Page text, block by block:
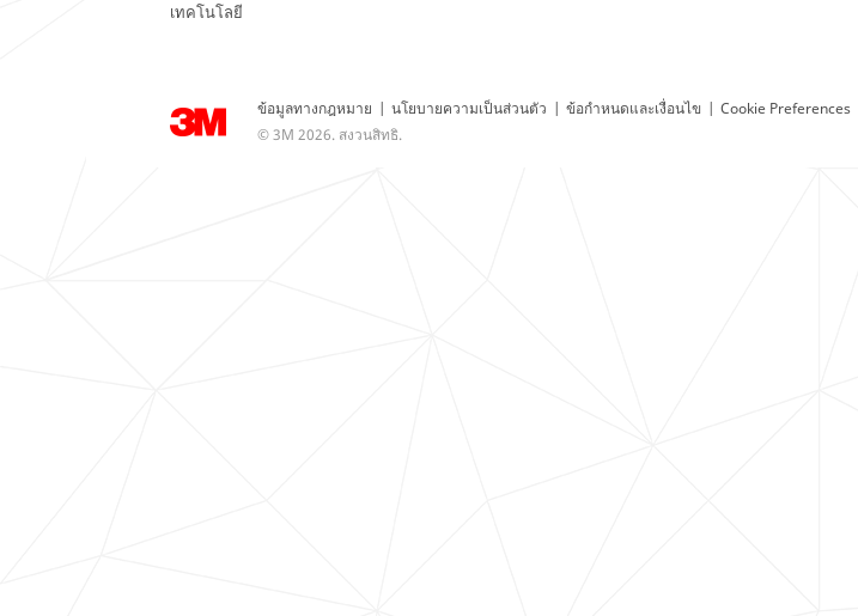
เทคโนโลยี
ข้อมูลทางกฎหมาย | นโยบายความเป็นส่วนตัว | ข้อกำหนดและเงื่อนไข | Cookie Preferences
© 3M 2026. สงวนสิทธิ.